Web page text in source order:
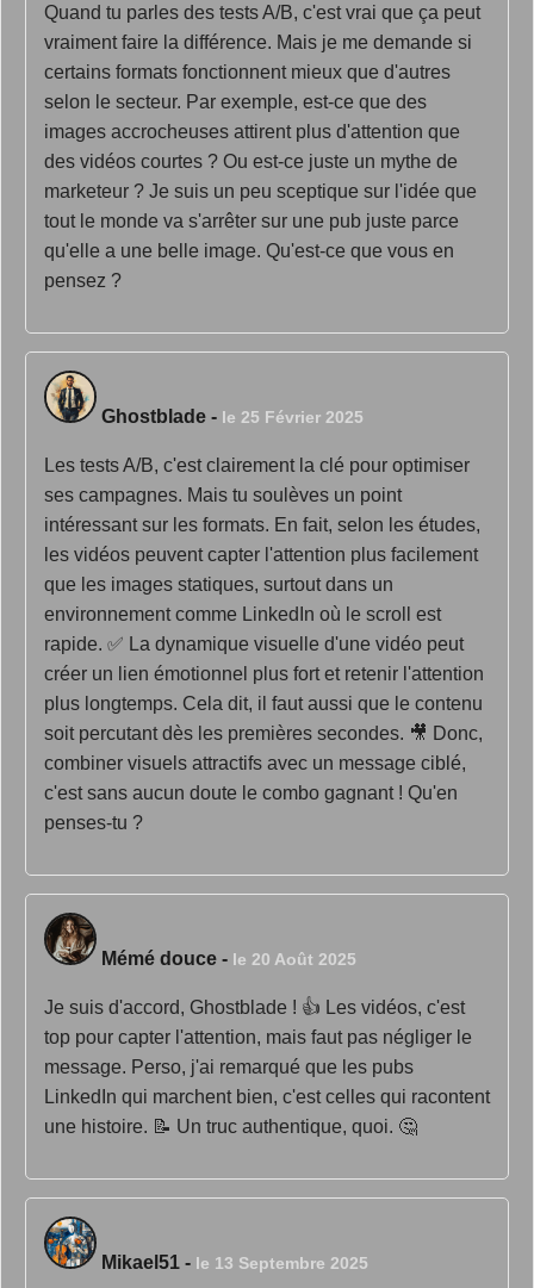
Quand tu parles des tests A/B, c'est vrai que ça peut
vraiment faire la différence. Mais je me demande si
certains formats fonctionnent mieux que d'autres
selon le secteur. Par exemple, est-ce que des
images accrocheuses attirent plus d'attention que
des vidéos courtes ? Ou est-ce juste un mythe de
marketeur ? Je suis un peu sceptique sur l'idée que
tout le monde va s'arrêter sur une pub juste parce
qu'elle a une belle image. Qu'est-ce que vous en
pensez ?
Ghostblade - le 25 Février 2025
Les tests A/B, c'est clairement la clé pour optimiser
ses campagnes. Mais tu soulèves un point
intéressant sur les formats. En fait, selon les études,
les vidéos peuvent capter l'attention plus facilement
que les images statiques, surtout dans un
environnement comme LinkedIn où le scroll est
rapide. ✅ La dynamique visuelle d'une vidéo peut
créer un lien émotionnel plus fort et retenir l'attention
plus longtemps. Cela dit, il faut aussi que le contenu
soit percutant dès les premières secondes. 🎥 Donc,
combiner visuels attractifs avec un message ciblé,
c'est sans aucun doute le combo gagnant ! Qu'en
penses-tu ?
Mémé douce - le 20 Août 2025
Je suis d'accord, Ghostblade ! 👍 Les vidéos, c'est
top pour capter l'attention, mais faut pas négliger le
message. Perso, j'ai remarqué que les pubs
LinkedIn qui marchent bien, c'est celles qui racontent
une histoire. 📝 Un truc authentique, quoi. 🤔
Mikael51 - le 13 Septembre 2025